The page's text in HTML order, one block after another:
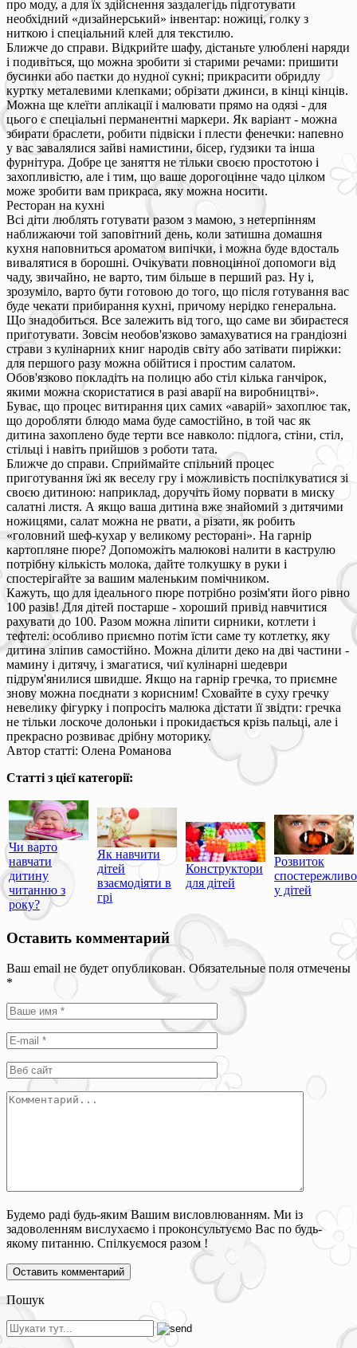
про моду, а для їх здійснення заздалегідь підготувати
необхідний «дизайнерський» інвентар: ножиці, голку з
ниткою і спеціальний клей для текстилю.
Ближче до справи. Відкрийте шафу, дістаньте улюблені наряди
і подивіться, що можна зробити зі старими речами: пришити
бусинки або паєтки до нудної сукні; прикрасити обридлу
куртку металевими клепками; обрізати джинси, в кінці кінців.
Можна ще клеїти аплікації і малювати прямо на одязі - для
цього є спеціальні перманентні маркери. Як варіант - можна
збирати браслети, робити підвіски і плести фенечки: напевно
у вас завалялися зайві намистини, бісер, ґудзики та інша
фурнітура. Добре це заняття не тільки своєю простотою і
захопливістю, але і тим, що ваше дорогоцінне чадо цілком
може зробити вам прикраса, яку можна носити.
Ресторан на кухні
Всі діти люблять готувати разом з мамою, з нетерпінням
наближаючи той заповітний день, коли затишна домашня
кухня наповниться ароматом випічки, і можна буде вдосталь
вивалятися в борошні. Очікувати повноцінної допомоги від
чаду, звичайно, не варто, тим більше в перший раз. Ну і,
зрозуміло, варто бути готовою до того, що після готування вас
буде чекати прибирання кухні, причому нерідко генеральна.
Що знадобиться. Все залежить від того, що саме ви збираєтеся
приготувати. Зовсім необов'язково замахуватися на грандіозні
страви з кулінарних книг народів світу або затівати пиріжки:
для першого разу можна обійтися і простим салатом.
Обов'язково покладіть на полицю або стіл кілька ганчірок,
якими можна скористатися в разі аварії на виробництві».
Буває, що процес витирання цих самих «аварій» захоплює так,
що доробляти блюдо мама буде самостійно, в той час як
дитина захоплено буде терти все навколо: підлога, стіни, стіл,
стільці і навіть прийшов з роботи тата.
Ближче до справи. Сприймайте спільний процес
приготування їжі як веселу гру і можливість поспілкуватися зі
своєю дитиною: наприклад, доручіть йому порвати в миску
салатні листя. А якщо ваша дитина вже знайомий з дитячими
ножицями, салат можна не рвати, а різати, як робить
«головний шеф-кухар у великому ресторані». На гарнір
картопляне пюре? Допоможіть малюкові налити в каструлю
потрібну кількість молока, дайте толкушку в руки і
спостерігайте за вашим маленьким помічником.
Кажуть, що для ідеального пюре потрібно розім'яти його рівно
100 разів! Для дітей постарше - хороший привід навчитися
рахувати до 100. Разом можна ліпити сирники, котлети і
тефтелі: особливо приємно потім їсти саме ту котлетку, яку
дитина зліпив самостійно. Можна ділити деко на дві частини -
мамину і дитячу, і змагатися, чиї кулінарні шедеври
підрум'янилися швидше. Якщо на гарнір гречка, то приємне
знову можна поєднати з корисним! Сховайте в суху гречку
невелику фігурку і попросіть малюка дістати її звідти: гречка
не тільки лоскоче долоньки і прокидається крізь пальці, але і
прекрасно розвиває дрібну моторику.
Автор статті: Олена Романова
Статті з цієї категорії:
Чи варто
навчати
дитину
читанню з
року?
Як навчити
дітей
взаємодіяти в
грі
Конструктори
для дітей
Розвиток
у дітей
Оставить комментарий
Ваш email не будет опубликован. Обязательные поля отмечены
*
Будемо раді будь-яким Вашим висловлюванням. Ми із
задоволенням вислухаємо і проконсультуємо Вас по будь-
якому питанню. Спілкуємося разом !
Пошук